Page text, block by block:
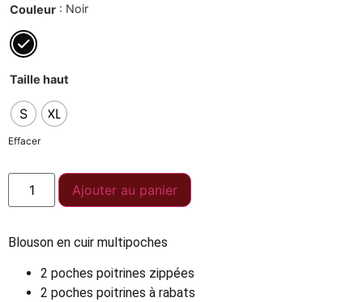
Couleur : Noir
Taille haut
S XL
Effacer
Ajouter au panier
Blouson en cuir multipoches
2 poches poitrines zippées
2 poches poitrines à rabats